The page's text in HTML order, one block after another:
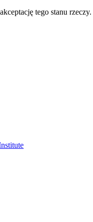
tego stanu rzeczy.